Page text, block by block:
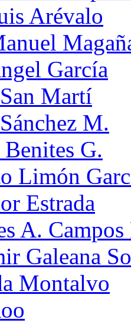
Arévalo
García
Martí
M.
G.
Limón
Estrada
A.
Galeana
Montalvo